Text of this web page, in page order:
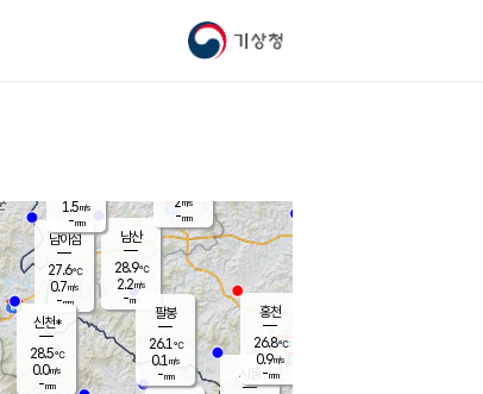
기상청
남이섬
27.6℃
0.7m/s
-mm
남산
28.9℃
2.2m/s
-mm
팔봉
26.1℃
0.1 m/s
-mm
1.5m/s
-mm
신천*
28.5℃
0.0m/s
-mm
시동
홍천
26.8℃
0.9m/s
-mm
2m/s
-mm